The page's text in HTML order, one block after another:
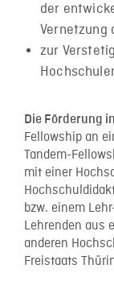
der
Vernetzung
zur
Die Förderung
Fellowship an
Tandem-
mit einer
bzw. einem
Lehrenden aus
anderen
Freistaats